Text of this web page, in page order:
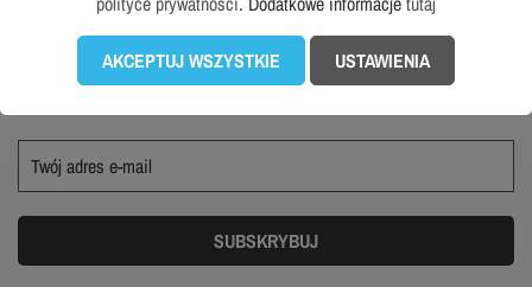
PROFESJONALISTÓW
Zapisz się i zgarnij kod rabatowy na zakupy! Otrzymuj informację
AKCEPTUJ WSZYSTKIE USTAWIENIA